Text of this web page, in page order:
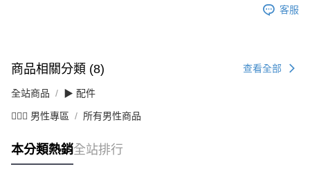
客服
商品相關分類 (8) 查看全部
全站商品 ▶ 配件
💁🏻‍♂️ 男性專區 所有男性商品
本分類熱銷全站排行